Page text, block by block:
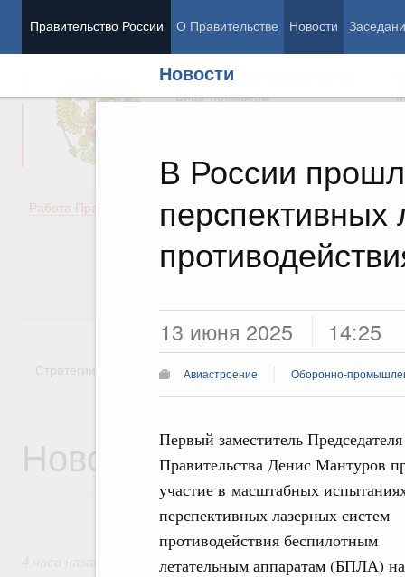
Правительство России О Правительстве Новости
Новости
В России
перспективных
13 июня 2025 14:25
Авиастроение Оборонно-
Первый заместитель Председателя
Правительства Денис Мантуров
участие в масштабных
перспективных лазерных систем
противодействия беспилотным
летательным аппаратам (БПЛА)
Председатель Правительства
Вице-премьеры
Работа Правительства
Демография
Здоровье
Культура
Стратегии Государственные программы
Новости
Регулирование в сфере строительства